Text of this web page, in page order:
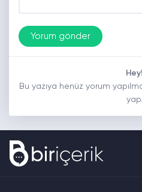
Hey!
Bu yazıya henüz yorum
yap.